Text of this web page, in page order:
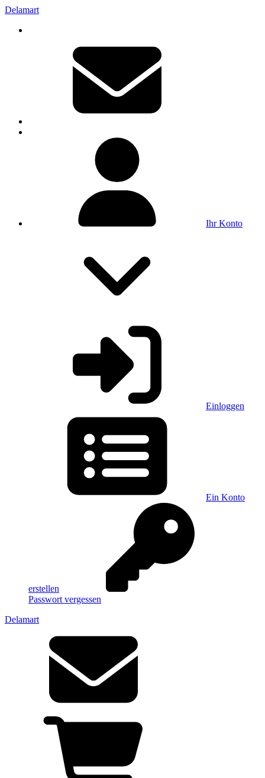
Delamart
Ihr Konto
Einloggen
Ein Konto
erstellen
Passwort vergessen
Delamart